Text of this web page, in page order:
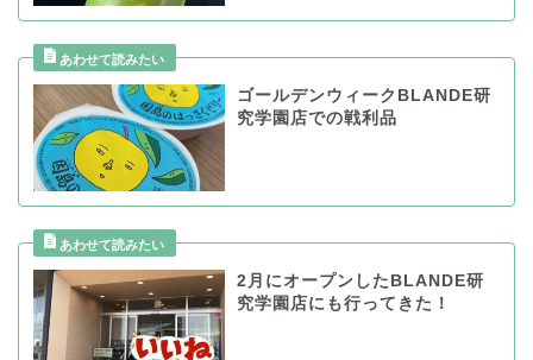
ゴールデンウィークBLANDE研
究学園店での戦利品
2月にオープンしたBLANDE研
究学園店にも行ってきた！